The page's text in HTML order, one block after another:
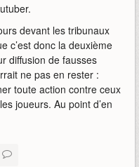
devant les tribunaux
c’est donc la deuxième
diffusion de fausses
ne pas en rester :
toute action contre ceux
joueurs. Au point d’en